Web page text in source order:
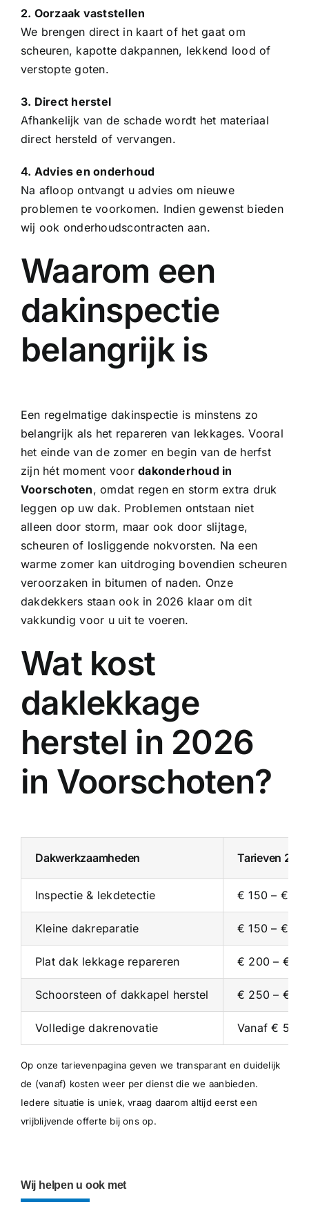
2. Oorzaak vaststellen
We brengen direct in kaart of het gaat om
scheuren, kapottedakpannen, lekkend lood of
verstopte goten.
3. Direct herstel
Afhankelijk van de schade wordt het materiaal
direct hersteld of vervangen.
4. Advies en onderhoud
Na afloop ontvangt u advies om nieuwe
problemen te voorkomen. Indien gewenst bieden
wij ook onderhoudscontracten aan.
Waarom een
dakinspectie
belangrijk is
Een regelmatige dakinspectie is minstens zo
belangrijk als het repareren van lekkages. Vooral
het einde van de zomer en begin van de herfst
zijn hét moment voordakonderhoud in
Voorschoten, omdat regen en storm extra druk
leggen op uw dak. Problemen ontstaan niet
alleen door storm, maar ook door slijtage,
scheuren of losliggende nokvorsten. Na een
warme zomer kan uitdroging bovendien scheuren
veroorzaken in bitumen of naden. Onze
dakdekkers staan ook in 2026 klaar om dit
vakkundig voor u uit te voeren.
Wat kost
daklekkage
herstel in 2026
in Voorschoten?
Dakwerkzaamheden Tarieven
Inspectie & lekdetectie € 150 – €
Kleine dakreparatie € 150 – €
Plat dak lekkage repareren € 200 – €
Schoorsteen of dakkapel herstel € 250 – €
Volledige dakrenovatie Vanaf €
Op onze tarievenpagina geven we transparant en duidelijk
de (vanaf) kosten weer per dienst die we aanbieden.
Iedere situatie is uniek, vraag daarom altijd eerst een
vrijblijvende offerte bij ons op.
Wij helpen u ook met